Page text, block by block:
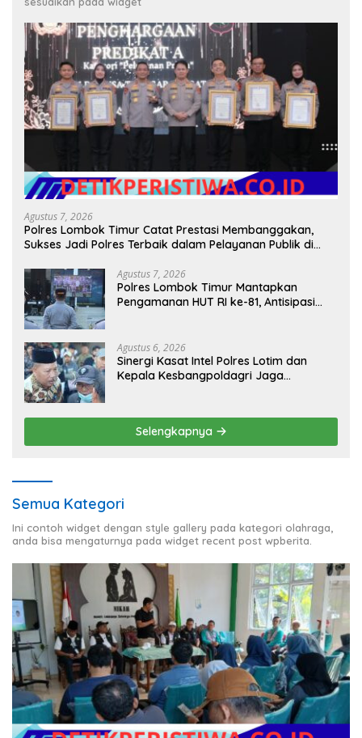
Agustus 7, 2026
Polres Lombok Timur Catat Prestasi Membanggakan,
Sukses Jadi Polres Terbaik dalam Pelayanan Publik di
Agustus 7, 2026
Polres Lombok Timur Mantapkan
Pengamanan HUT RI ke-81, Antisipasi
Agustus 6, 2026
Sinergi Kasat Intel Polres Lotim dan
Kepala Kesbangpoldagri Jaga
Selengkapnya
Semua Kategori
Ini contoh widget dengan style gallery pada kategori olahraga,
anda bisa mengaturnya pada widget recent post wpberita.